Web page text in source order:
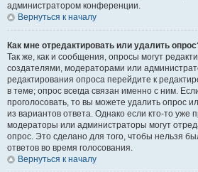
администратором конференции.
Вернуться к началу
Как мне отредактировать или удалить
Так же, как и сообщения, опросы могут
создателями, модераторами или
редактирования опроса перейдите к
в теме; опрос всегда связан именно с ним.
проголосовать, то вы можете удалить опрос
из вариантов ответа. Однако если кто-то уже
модераторы или администраторы могут
опрос. Это сделано для того, чтобы нельзя
ответов во время голосования.
Вернуться к началу